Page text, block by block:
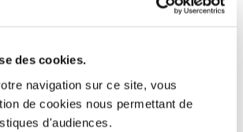
des cookies.
navigation sur ce site, vous
de cookies nous permettant de
d'audiences.